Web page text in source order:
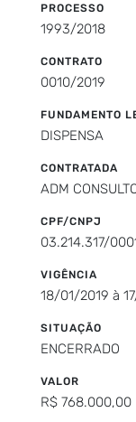
PROCESSO
1993/2018
CONTRATO
0010/2019
FUNDAMENTO
DISPENSA
CONTRATADA
ADM
CPF/CNPJ
03.214.317/
VIGÊNCIA
18/01/2019 à
SITUAÇÃO
ENCERRADO
VALOR
R$ 768.000,00